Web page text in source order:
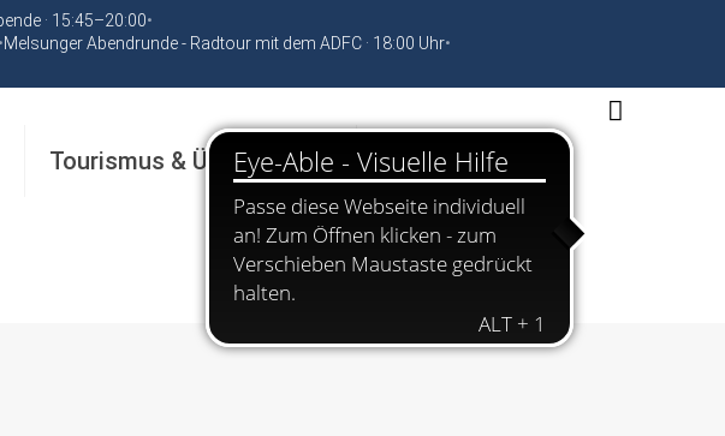
· 15:45–20:00•
•Melsunger Abendrunde - Radtour mit dem ADFC · 18:00 Uhr•
Tourismus & Übernachten